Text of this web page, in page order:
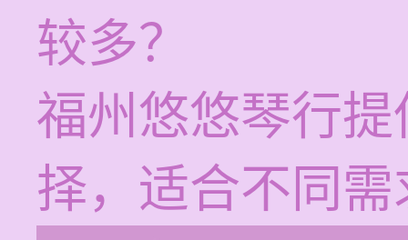
较多？
福州悠悠琴行
择，适合不同